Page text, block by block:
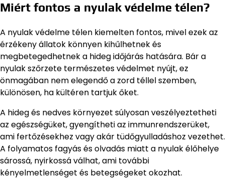
Miért fontos a nyulak védelme télen?
A nyulak védelme télen kiemelten fontos, mivel ezek az
érzékeny állatok könnyen kihűlhetnek és
megbetegedhetnek a hideg időjárás hatására. Bár a
nyulak szőrzete természetes védelmet nyújt, ez
önmagában nem elegendő a zord téllel szemben,
különösen, ha kültéren tartjuk őket.
A hideg és nedves környezet súlyosan veszélyeztetheti
az egészségüket, gyengítheti az immunrendszerüket,
ami fertőzésekhez vagy akár tüdőgyulladáshoz vezethet.
A folyamatos fagyás és olvadás miatt a nyulak élőhelye
sárossá, nyirkossá válhat, ami további
kényelmetlenséget és betegségeket okozhat.